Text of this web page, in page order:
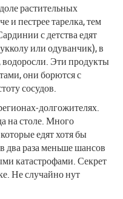
растительных
и пестрее тарелка, тем
с детства едят
или одуванчик), в
Эти продукты
они борются с
сосудов.
долгожителях.
на столе. Много
едят хотя бы
два раза меньше шансов
катастрофами. Секрет
Не случайно нут